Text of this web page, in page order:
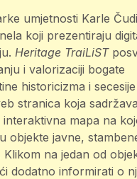
umjetnosti Karle
koji prezentiraju
Heritage TraiLiST
i valorizaciji bogate
historicizma i
stranica koja sadržava
mapa na
objekte javne,
na jedan od
dodatno informirati o